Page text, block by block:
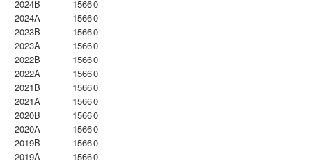
2024B
15660
2024A
15660
2023B
15660
2023Α
15660
2022B
15660
2022A
15660
2021B
15660
2021A
15660
2020B
15660
2020A
15660
2019B
15660
2019A
15660